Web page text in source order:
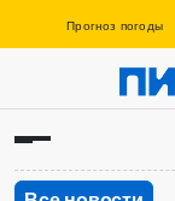
Прогноз погоды